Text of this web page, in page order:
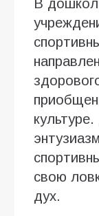
В
свою
дух.